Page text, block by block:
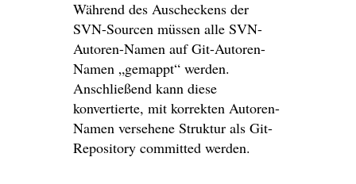
Während des Auscheckens der
SVN-Sourcen müssen alle SVN-
Autoren-Namen auf Git-Autoren-
Namen „gemappt“ werden.
Anschließend kann diese
konvertierte, mit korrekten Autoren-
Namen versehene Struktur als Git-
Repository committed werden.